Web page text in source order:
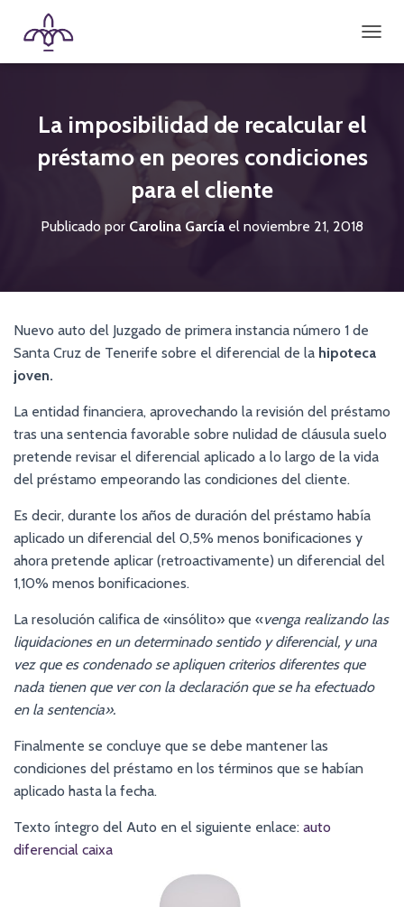
La imposibilidad de recalcular el
préstamo en peores condiciones
para el cliente
Publicado por Carolina García el noviembre 21, 2018
Nuevo auto del Juzgado de primera instancia número 1 de
Santa Cruz de Tenerife sobre el diferencial de la hipoteca
joven.
La entidad financiera, aprovechando la revisión del préstamo
tras una sentencia favorable sobre nulidad de cláusula suelo
pretende revisar el diferencial aplicado a lo largo de la vida
del préstamo empeorando las condiciones del cliente.
Es decir, durante los años de duración del préstamo había
aplicado un diferencial del 0,5% menos bonificaciones y
ahora pretende aplicar (retroactivamente) un diferencial del
1,10% menos bonificaciones.
La resolución califica de «insólito» que «venga realizando las
liquidaciones en un determinado sentido y diferencial, y una
vez que es condenado se apliquen criterios diferentes que
nada tienen que ver con la declaración que se ha efectuado
en la sentencia».
Finalmente se concluye que se debe mantener las
condiciones del préstamo en los términos que se habían
aplicado hasta la fecha.
Texto íntegro del Auto en el siguiente enlace: auto
diferencial caixa